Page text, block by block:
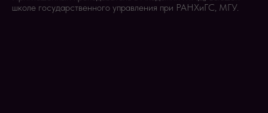
школе государственного управления при РАНХиГС, МГУ.